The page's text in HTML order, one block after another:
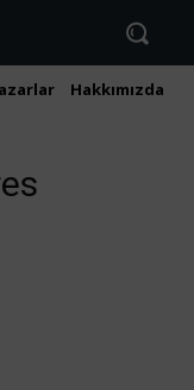
Hakkımızda